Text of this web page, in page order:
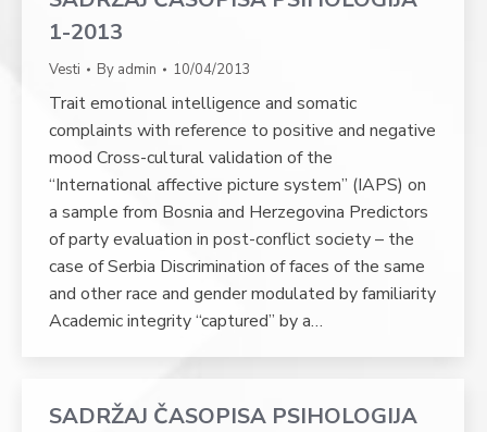
1-2013
Vesti By admin 10/04/2013
Trait emotional intelligence and somatic
complaints with reference to positive and negative
mood Cross-cultural validation of the
“International affective picture system” (IAPS) on
a sample from Bosnia and Herzegovina Predictors
of party evaluation in post-conflict society – the
case of Serbia Discrimination of faces of the same
and other race and gender modulated by familiarity
Academic integrity “captured” by a…
SADRŽAJ ČASOPISA PSIHOLOGIJA